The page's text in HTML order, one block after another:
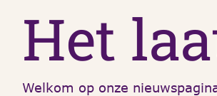
Het
Welkom op onze